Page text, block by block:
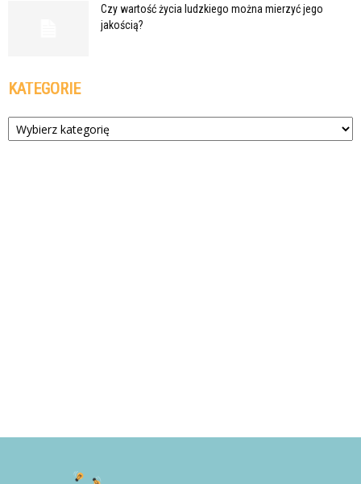
Czy wartość życia ludzkiego można mierzyć jego
jakością?
KATEGORIE
Kategorie